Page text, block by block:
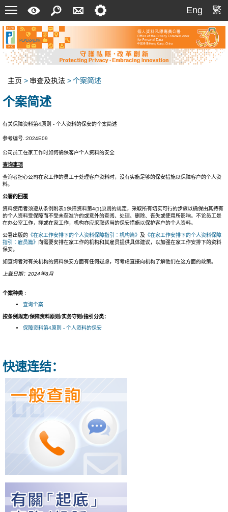
菜
单
速
指
南
索
络
我
定
Eng
繁
繁
主页 > 审查及执法 >个案简述
个案简述
有关保障资料第4原则 - 个人资料的保安的个案简述
参考编号.:2024E09
公司员工在家工作时如何确保客户个人资料的安全
查询事项
查询者担心公司在家工作的员工于处理客户资料时，没有实施足够的保安措施以保障客户的个人资
料。
公署的回覆
资料使用者须遵从条例附表1保障资料第4(1)原则的规定，采取所有切实可行的步骤以确保由其持有
的个人资料受保障而不受未获准许的或意外的查阅、处理、删除、丧失或使用所影响。不论员工是
在办公室工作，抑或在家工作，机构亦应采取适当的保安措施以保护客户的个人资料。
公署出版的 《在家工作安排下的个人资料保障指引∶机构篇》 及 《在家工作安排下的个人资料保障
指引∶雇员篇》 向需要安排在家工作的机构和其雇员提供具体建议，以加强在家工作安排下的资料
保安。
如查询者对有关机构的资料保安方面有任何疑虑，可考虑直接向机构了解他们在这方面的政策。
上载日期：2024年8月
个案种类 :
查询个案
按条例规定/保障资料原则/实务守则/指引分类：
保障资料第4原则 - 个人资料的保安
快速连结：